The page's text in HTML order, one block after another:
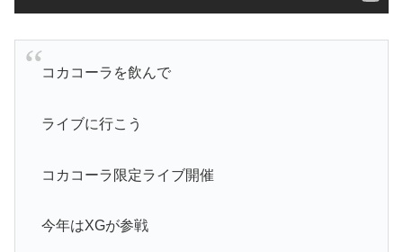
コカコーラを飲んで
ライブに行こう
コカコーラ限定ライブ開催
今年はXGが参戦